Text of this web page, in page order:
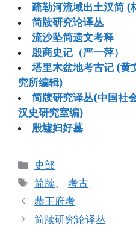
疏勒河流域出土汉简 (
简牍研究论译丛
流沙坠简遗文考释
殷商史记（严一萍）
塔里木盆地考古记 (黄
究所编辑)
简牍研究译丛(中国社
汉史研究室编)
殷墟妇好墓
分
类
史部
标
签
简牍、考古
恭王府考
简牍研究论译丛